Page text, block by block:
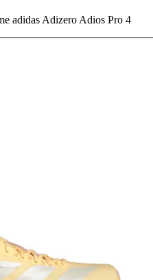
adidas Adizero Adios Pro 4